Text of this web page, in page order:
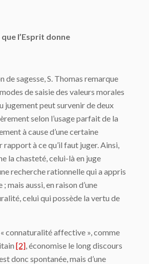
l’Esprit donne
de sagesse, S. Thomas remarque
de saisie des valeurs morales
jugement peut survenir de deux
selon l’usage parfait de la
à cause d’une certaine
à ce qu’il faut juger. Ainsi,
la chasteté, celui-là en juge
recherche rationnelle qui a appris
mais aussi, en raison d’une
celui qui possède la vertu de
connaturalité affective », comme
[2], économise le long discours
donc spontanée, mais d’une